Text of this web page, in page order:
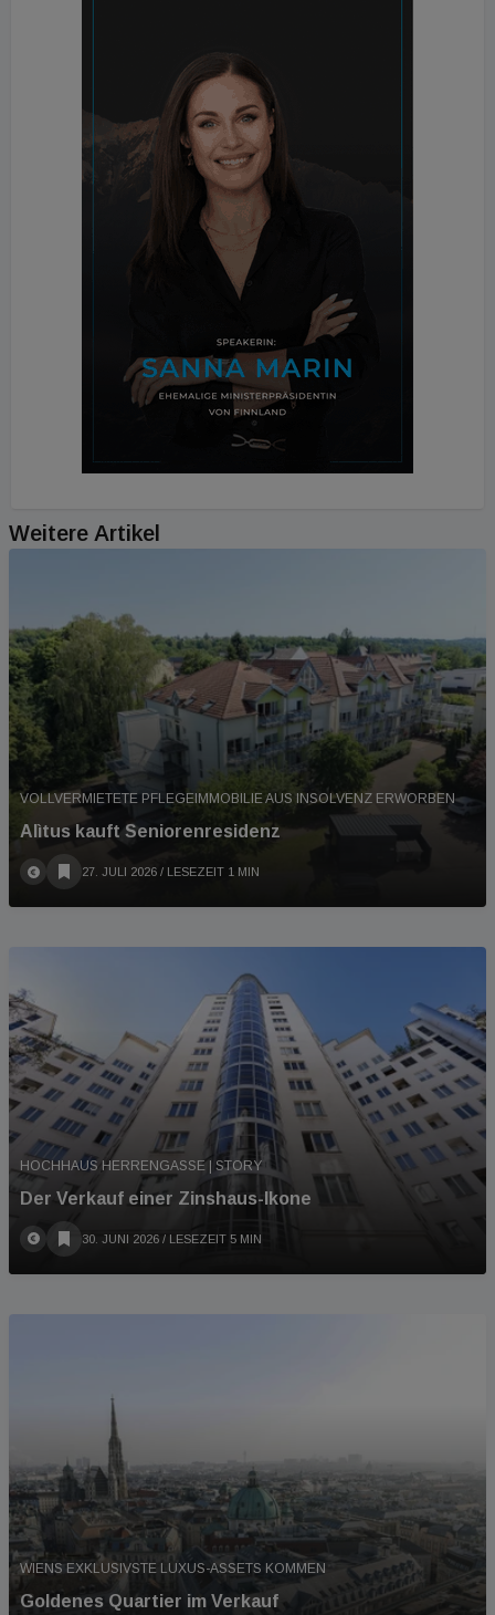
Weitere Artikel
VOLLVERMIETETE PFLEGEIMMOBILIE AUS INSOLVENZ ERWORBEN
Alìtus kauft Seniorenresidenz
27. JULI 2026 / LESEZEIT 1 MIN
HOCHHAUS HERRENGASSE | STORY
Der Verkauf einer Zinshaus-Ikone
30. JUNI 2026 / LESEZEIT 5 MIN
WIENS EXKLUSIVSTE LUXUS-ASSETS KOMMEN
Goldenes Quartier im Verkauf